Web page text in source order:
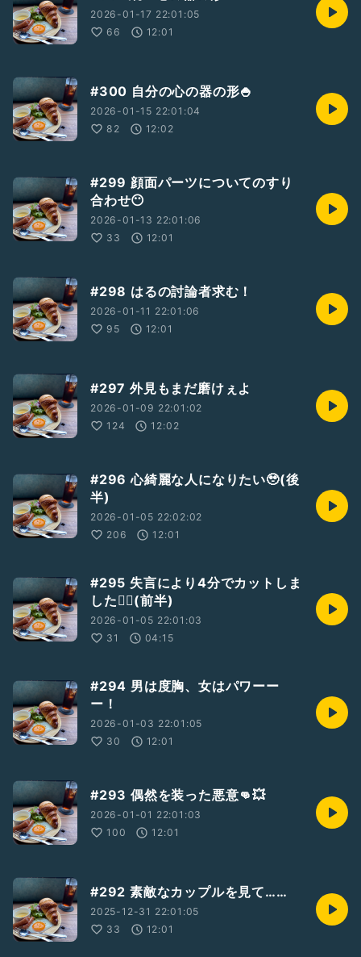
2026-01-17 22:01:05
66
12:01
#300 自分の心の器の形🍚
2026-01-15 22:01:04
82
12:02
#299 顔面パーツについてのすり
合わせ😶
2026-01-13 22:01:06
33
12:01
#298 はるの討論者求む！
2026-01-11 22:01:06
95
12:01
#297 外見もまだ磨けぇよ
2026-01-09 22:01:02
124
12:02
#296 心綺麗な人になりたい🥹(後
半)
2026-01-05 22:02:02
206
12:01
#295 失言により4分でカットしま
した🙇‍♀️(前半)
2026-01-05 22:01:03
31
04:15
#294 男は度胸、女はパワーー
ー！
2026-01-03 22:01:05
30
12:01
#293 偶然を装った悪意👊💥
2026-01-01 22:01:03
100
12:01
#292 素敵なカップルを見て……
2025-12-31 22:01:05
33
12:01